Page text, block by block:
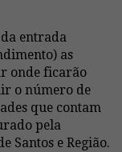
entrada
as
onde ficarão
o número de
que contam
pela
Santos e Região.